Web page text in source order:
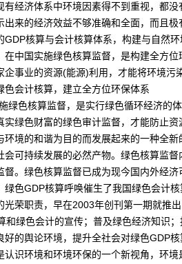
有经济体系中环境因素得不到重视，都
出来的经济效益不够准确和全面，而且
GDP核算与会计核算体系，构建与自然
在中国实施绿色核算监督，是构建全方
企事业的资源(能源)利用，才能将环境
会计核算，建立全方位环保体系 中
绿色核算监督，是实行绿色循环经济的
实绿色财富的绿色审计监督，才能防止
环境的和谐为目的而发展起来的一种全
会可持续发展的必然产物。绿色核算监
。绿色核算监督已成为现今国内外经
绿色GDP核算呼唤催生了我国绿色会计
光荣职责，早在2003年创刊第一期就推
和绿色会计的宣传；普及绿色经济知识
好的舆论环境，提升全社会对绿色
环境和环境环保的一个新视角，环境